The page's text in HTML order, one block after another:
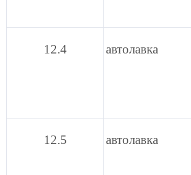
12.4 автолавка
12.5 автолавка